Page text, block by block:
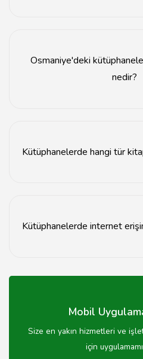
Osmaniye'deki
nedir?
Kütüphanelerde hangi tür
Kütüphanelerde internet
internet erişimi bulunmaktadır.
Mobil
Size en yakın hizmetleri ve
için